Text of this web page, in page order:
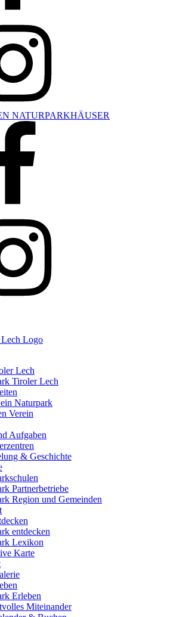
NATURPARKHÄUSER
Lech
Tiroler Lech
Naturpark
Verein
Aufgaben
& Geschichte
Partnerbetriebe
Region und Gemeinden
entdecken
Lexikon
Karte
Erleben
Miteinander